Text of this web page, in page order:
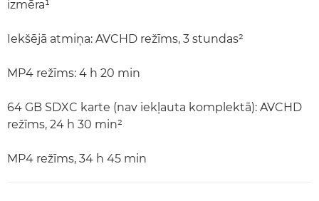
izmēra¹
Iekšējā atmiņa: AVCHD režīms, 3 stundas²
MP4 režīms: 4 h 20 min
64 GB SDXC karte (nav iekļauta komplektā): AVCHD
režīms, 24 h 30 min²
MP4 režīms, 34 h 45 min